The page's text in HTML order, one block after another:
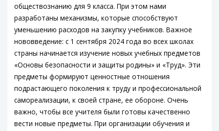
обществознанию для 9 класса. При этом нами
разработаны механизмы, которые способствуют
уменьшению расходов на закупку учебников. Важное
нововведение: с 1 сентября 2024 года во всех школах
страны начинается изучение новых учебных предметов
«Основы безопасности и защиты родины» и «Труд». Эти
предметы формируют ценностные отношения
подрастающего поколения к труду и профессиональной
самореализации, к своей стране, ее обороне. Очень
важно, чтобы все учителя были готовы качественно
вести новые предметы. При организации обучения и